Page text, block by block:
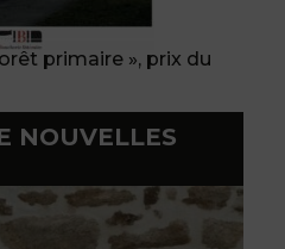
primaire », prix du
NOUVELLES